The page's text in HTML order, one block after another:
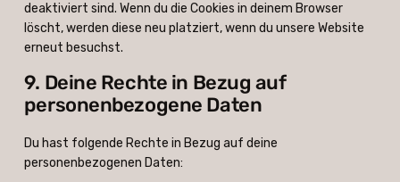
deaktiviert sind. Wenn du die Cookies in deinem Browser
löscht, werden diese neu platziert, wenn du unsere Website
erneut besuchst.
9. Deine Rechte in Bezug auf
personenbezogene Daten
Du hast folgende Rechte in Bezug auf deine
personenbezogenen Daten: